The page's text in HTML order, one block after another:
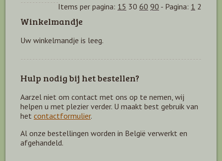
Items per pagina: 15 30 60 90 - Pagina: 1 2
Winkelmandje
Uw winkelmandje is leeg.
Hulp nodig bij het bestellen?
Aarzel niet om contact met ons op te nemen, wij
helpen u met plezier verder. U maakt best gebruik van
het contactformulier.
Al onze bestellingen worden in België verwerkt en
afgehandeld.